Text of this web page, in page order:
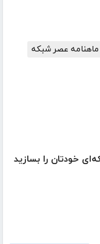
ماهنامه عصر شبکه
خودتان را بسازید